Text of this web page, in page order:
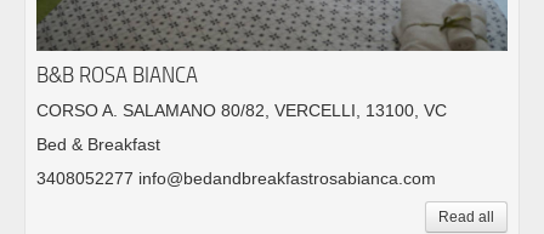
B&B ROSA BIANCA
CORSO A. SALAMANO 80/82, VERCELLI, 13100, VC
Bed & Breakfast
3408052277 info@bedandbreakfastrosabianca.com
Read all